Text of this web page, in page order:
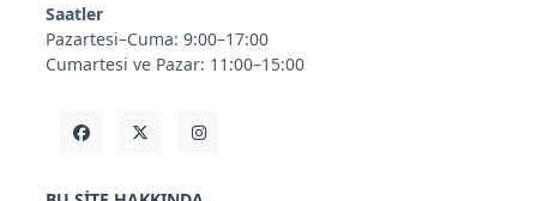
Saatler
Pazartesi–Cuma: 9:00–17:00
Cumartesi ve Pazar: 11:00–15:00